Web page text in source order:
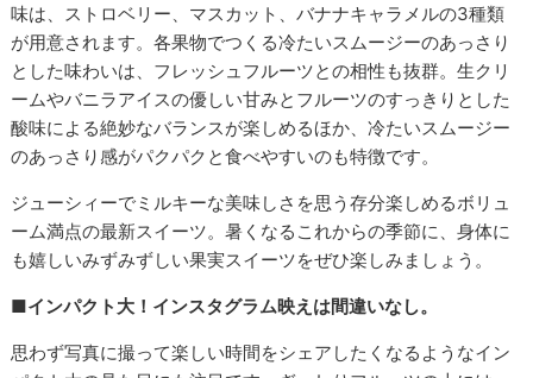
味は、ストロベリー、マスカット、バナナキャラメルの3種類
が用意されます。各果物でつくる冷たいスムージーのあっさり
とした味わいは、フレッシュフルーツとの相性も抜群。生クリ
ームやバニラアイスの優しい甘みとフルーツのすっきりとした
酸味による絶妙なバランスが楽しめるほか、冷たいスムージー
のあっさり感がパクパクと食べやすいのも特徴です。
ジューシィーでミルキーな美味しさを思う存分楽しめるボリュ
ーム満点の最新スイーツ。暑くなるこれからの季節に、身体に
も嬉しいみずみずしい果実スイーツをぜひ楽しみましょう。
■インパクト大！インスタグラム映えは間違いなし。
思わず写真に撮って楽しい時間をシェアしたくなるようなイン